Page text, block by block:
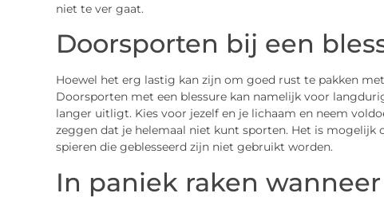
niet te ver gaat.
Doorsporten bij een
Hoewel het erg lastig kan zijn om goed rust te pakken
Doorsporten met een blessure kan namelijk voor
langer uitligt. Kies voor jezelf en je lichaam en neem
zeggen dat je helemaal niet kunt sporten. Het is mogelijk
spieren die geblesseerd zijn niet gebruikt worden.
In paniek raken